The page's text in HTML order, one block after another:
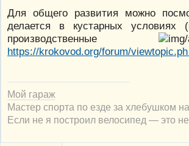
Для общего развития можно
делается в кустарных условиях
производственные
https://krokovod.org/forum/
Мой гараж
Мастер спорта по езде за хлебушком
Если не я построил велосипед — это